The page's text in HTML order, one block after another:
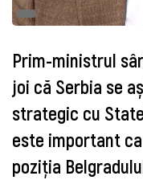
Prim-ministrul
joi că Serbia se
strategic cu
este important
poziția